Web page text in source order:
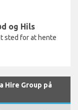
og Hils
sted for at hente
Group på